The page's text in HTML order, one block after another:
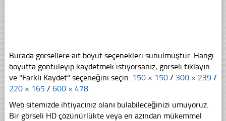
Burada görsellere ait boyut seçenekleri sunulmuştur. Hangi
boyutta göntüleyip kaydetmek istiyorsanız, görseli tıklayın
ve "Farklı Kaydet" seçeneğini seçin. 150 × 150 / 300 × 239 /
220 × 165 / 600 × 478
Web sitemizde ihtiyacınız olanı bulabileceğinizi umuyoruz.
Bir görseli HD çözünürlükte veya en azından mükemmel